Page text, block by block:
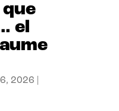
el
2026